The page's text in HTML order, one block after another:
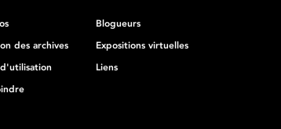
Blogueurs
des archives
Expositions virtuelles
Liens